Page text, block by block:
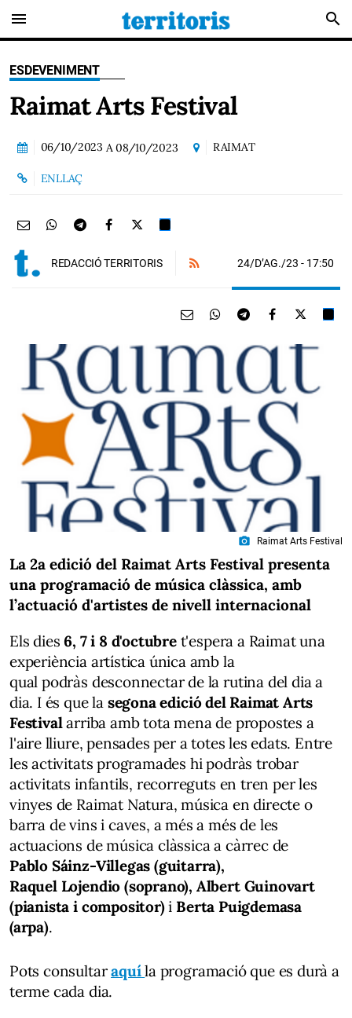
menu search
ESDEVENIMENT
Raimat Arts Festival
06/10/2023 A08/10/2023 RAIMAT
ENLLAÇ
REDACCIÓ TERRITORIS 24/D’AG./23 - 17:50
photo_camera Raimat Arts Festival
La 2a edició del Raimat Arts Festival presenta
una programació de música clàssica, amb
l’actuació d'artistes de nivell internacional
Els dies 6, 7 i 8 d'octubret'espera a Raimat una
experiència artística única amb la
qual podràs desconnectar de la rutina del dia a
dia. I és que la segona edició del Raimat Arts
Festivalarriba amb tota mena de propostes a
l'aire lliure, pensades per a totes les edats. Entre
les activitats programades hi podràs trobar
activitats infantils, recorreguts en tren per les
vinyes de Raimat Natura, música en directe o
barra de vins i caves, a més a més de les
actuacions de música clàssica a càrrec de
Pablo Sáinz-Villegas (guitarra),
Raquel Lojendio (soprano), Albert Guinovart
(pianista i compositor)i Berta Puigdemasa
(arpa).
Pots consultaraquí la programació que es durà a
terme cada dia.